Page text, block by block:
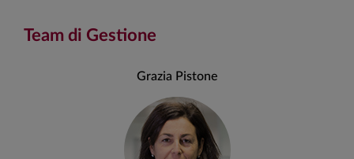
Team di Gestione
Grazia Pistone